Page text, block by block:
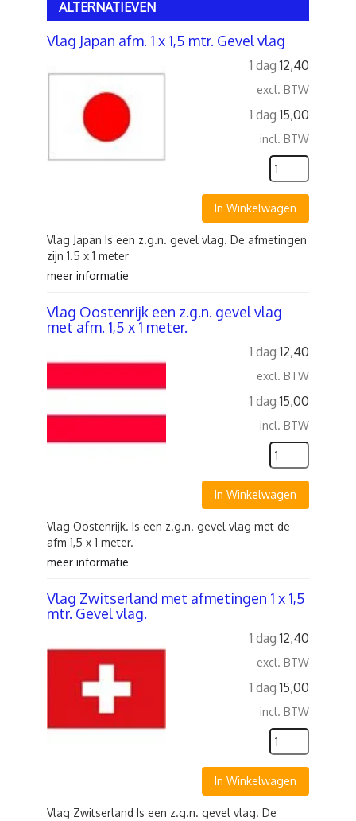
ALTERNATIEVEN
Vlag Japan afm. 1 x 1,5 mtr. Gevel vlag
1 dag 12,40
excl. BTW
1 dag 15,00
incl. BTW
In Winkelwagen
Vlag Japan Is een z.g.n. gevel vlag. De afmetingen
zijn 1.5 x 1 meter
meer informatie
Vlag Oostenrijk een z.g.n. gevel vlag
met afm. 1,5 x 1 meter.
1 dag 12,40
excl. BTW
1 dag 15,00
incl. BTW
In Winkelwagen
Vlag Oostenrijk. Is een z.g.n. gevel vlag met de
afm 1,5 x 1 meter.
meer informatie
Vlag Zwitserland met afmetingen 1 x 1,5
mtr. Gevel vlag.
1 dag 12,40
excl. BTW
1 dag 15,00
incl. BTW
In Winkelwagen
Vlag Zwitserland Is een z.g.n. gevel vlag. De